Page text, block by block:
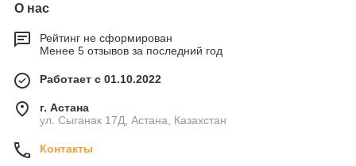
О нас
Рейтинг не сформирован
Менее 5 отзывов за последний год
Работает с 01.10.2022
г. Астана
ул. Сыганак 17Д, Астана, Казахстан
Контакты